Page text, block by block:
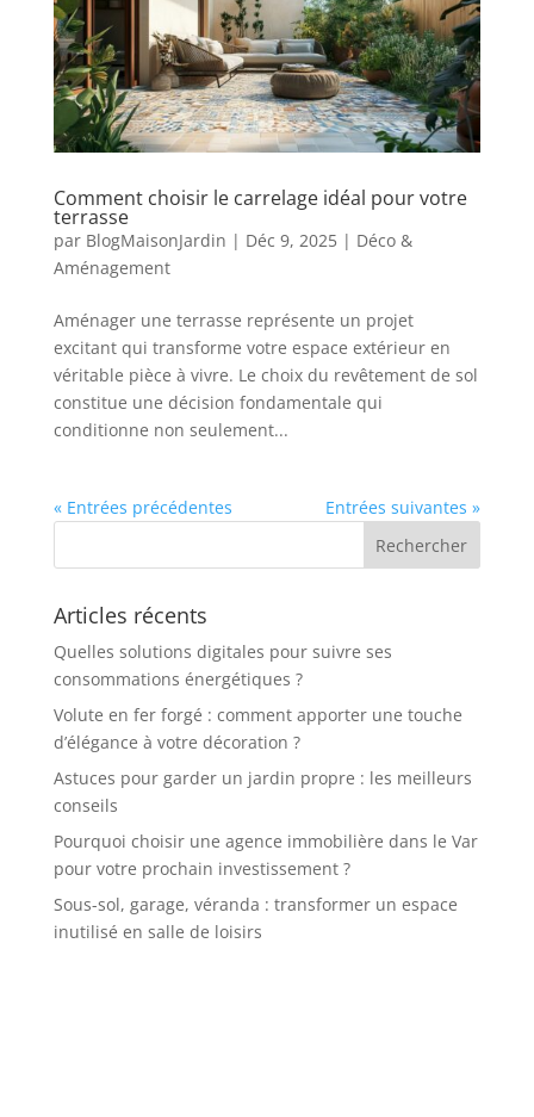
Comment choisir le carrelage idéal pour votre
terrasse
par BlogMaisonJardin | Déc 9, 2025| Déco &
Aménagement
Aménager une terrasse représente un projet
excitant qui transforme votre espace extérieur en
véritable pièce à vivre. Le choix du revêtement de sol
constitue une décision fondamentale qui
conditionne non seulement...
« Entrées précédentes Entrées suivantes »
Articles récents
Quelles solutions digitales pour suivre ses
consommations énergétiques ?
Volute en fer forgé : comment apporter une touche
d’élégance à votre décoration ?
Astuces pour garder un jardin propre : les meilleurs
conseils
Pourquoi choisir une agence immobilière dans le Var
pour votre prochain investissement ?
Sous-sol, garage, véranda : transformer un espace
inutilisé en salle de loisirs